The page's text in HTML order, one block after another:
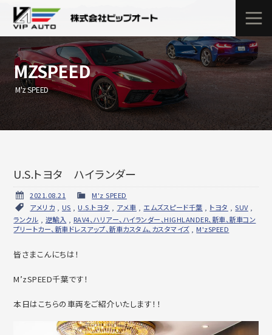
MZSPEED
M'z SPEED
U.S.トヨタ ハイランダー
2021.08.21
M'z SPEED
アメリカ
US U.S.トヨタ アメ車 エムズスピード千葉 トヨタ ,SUV,
ランクル
逆輸入
RAV4、ハリアー、ハイランダー、HIGHLANDER、新車、新車コン
プリートカー、新車ドレスアップ、新車カスタム、カスタマイズ, M'zSPEED
皆さまこんにちは！
M’zSPEED千葉です！
本日はこちらの車両をご紹介いたします！！